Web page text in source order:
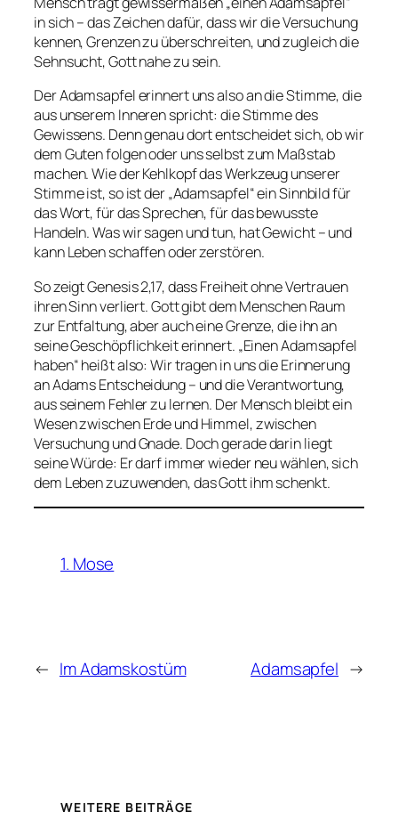
in sich – das Zeichen dafür, dass wir die Versuchung
kennen, Grenzen zu überschreiten, und zugleich die
Sehnsucht, Gott nahe zu sein.
Der Adamsapfel erinnert uns also an die Stimme, die
aus unserem Inneren spricht: die Stimme des
Gewissens. Denn genau dort entscheidet sich, ob wir
dem Guten folgen oder uns selbst zum Maßstab
machen. Wie der Kehlkopf das Werkzeug unserer
Stimme ist, so ist der „Adamsapfel“ ein Sinnbild für
das Wort, für das Sprechen, für das bewusste
Handeln. Was wir sagen und tun, hat Gewicht – und
kann Leben schaffen oder zerstören.
So zeigt Genesis 2,17, dass Freiheit ohne Vertrauen
ihren Sinn verliert. Gott gibt dem Menschen Raum
zur Entfaltung, aber auch eine Grenze, die ihn an
seine Geschöpflichkeit erinnert. „Einen Adamsapfel
haben“ heißt also: Wir tragen in uns die Erinnerung
an Adams Entscheidung – und die Verantwortung,
aus seinem Fehler zu lernen. Der Mensch bleibt ein
Wesen zwischen Erde und Himmel, zwischen
Versuchung und Gnade. Doch gerade darin liegt
seine Würde: Er darf immer wieder neu wählen, sich
dem Leben zuzuwenden, das Gott ihm schenkt.
1. Mose
← Im Adamskostüm Adamsapfel →
WEITERE BEITRÄGE